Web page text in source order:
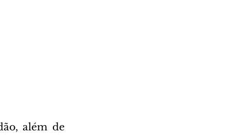
além de